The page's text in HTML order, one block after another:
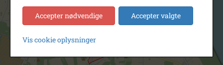
Accepter nødvendige Accepter valgte
Vis cookie oplysninger